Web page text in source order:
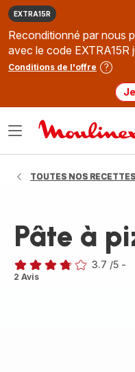
EXTRA15R
Reconditionné par nous
avec le code EXTRA15R
Conditions de l'offre
Ouvrir
TOUTES NOS RECETTES
Pâte à
ratings.3.7
3.7 /5 -
2 Avis